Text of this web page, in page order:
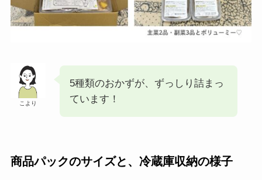
こより
5種類のおかずが、ずっしり詰まっ
ています！
商品パックのサイズと、冷蔵庫収納の様子